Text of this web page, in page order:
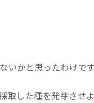
いかと思ったわけです
取した種を発芽させ